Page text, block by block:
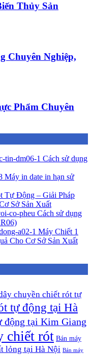
Thủy Sản
Chuyên Nghiệp,
Phẩm Chuyên
Cách sử dụng
Máy in date in hạn sử
Tự Động – Giải Pháp
Sở Sản Xuất
Cách sử dụng
Máy Chiết 1
Cho Cơ Sở Sản Xuất
chuyền chiết rót tự
tự động tại Hà
động tại Kim Giang
chiết rót Bán máy
lỏng tại Hà Nội Bán máy